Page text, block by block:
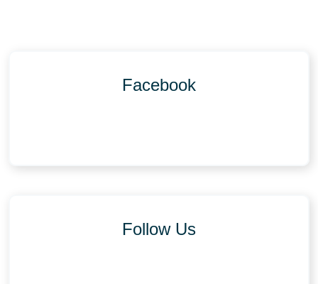
Facebook
Follow Us